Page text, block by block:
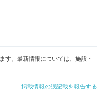
す。最新情報については、施設・
掲載情報の誤記載を報告する